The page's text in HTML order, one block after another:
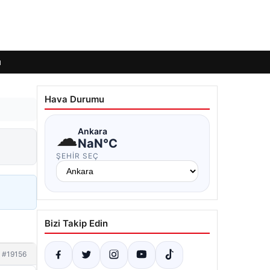
#19156
Hava Durumu
☁Ankara
NaN°C
ŞEHIR SEÇ
Bizi Takip Edin